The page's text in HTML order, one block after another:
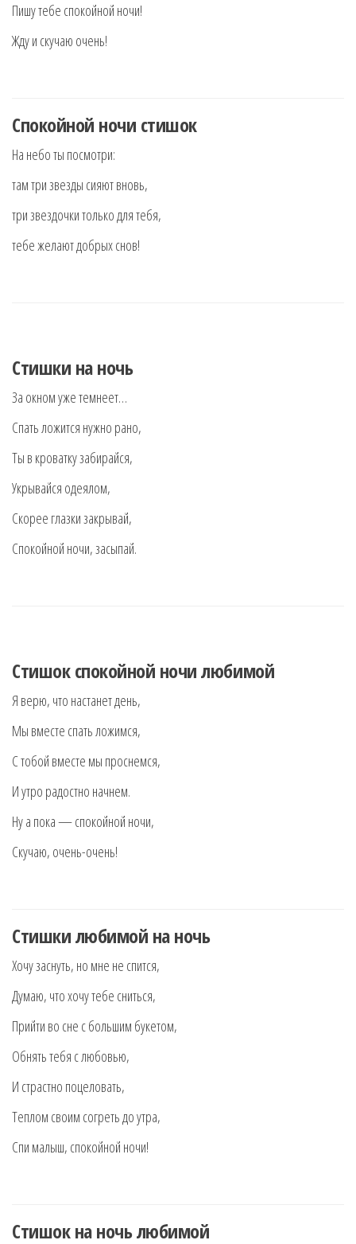
Пишу тебе спокойной ночи!
Жду и скучаю очень!
Спокойной ночи стишок
На небо ты посмотри:
там три звезды сияют вновь,
три звездочки только для тебя,
тебе желают добрых снов!
Стишки на ночь
За окном уже темнеет…
Спать ложится нужно рано,
Ты в кроватку забирайся,
Укрывайся одеялом,
Скорее глазки закрывай,
Спокойной ночи, засыпай.
Стишок спокойной ночи любимой
Я верю, что настанет день,
Мы вместе спать ложимся,
С тобой вместе мы проснемся,
И утро радостно начнем.
Ну а пока — спокойной ночи,
Скучаю, очень-очень!
Стишки любимой на ночь
Хочу заснуть, но мне не спится,
Думаю, что хочу тебе сниться,
Прийти во сне с большим букетом,
Обнять тебя с любовью,
И страстно поцеловать,
Теплом своим согреть до утра,
Спи малыш, спокойной ночи!
Стишок на ночь любимой